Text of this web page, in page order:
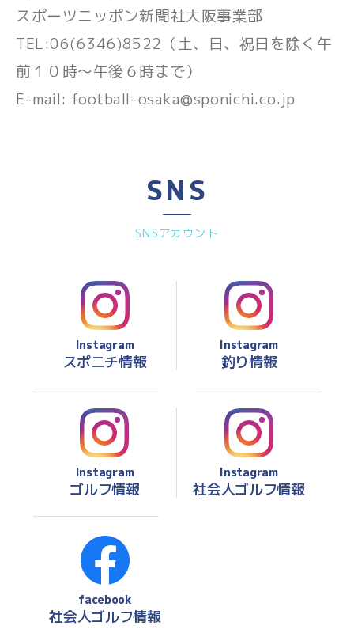
スポーツニッポン新聞社大阪事業部
TEL:06(6346)8522（土、日、祝日を除く午
前１０時～午後６時まで）
E-mail: football-osaka@sponichi.co.jp
SNS
SNSアカウント
Instagram
スポニチ情報
Instagram
釣り情報
Instagram
ゴルフ情報
Instagram
社会人ゴルフ情報
facebook
社会人ゴルフ情報